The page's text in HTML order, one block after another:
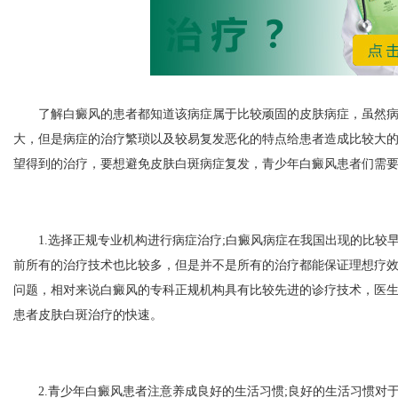
了解白癜风的患者都知道该病症属于比较顽固的皮肤病症，虽然
大，但是病症的治疗繁琐以及较易复发恶化的特点给患者造成比较大
望得到的治疗，要想避免皮肤白斑病症复发，青少年白癜风患者们需
1.选择正规专业机构进行病症治疗;白癜风病症在我国出现的比较
前所有的治疗技术也比较多，但是并不是所有的治疗都能保证理想疗
问题，相对来说白癜风的专科正规机构具有比较先进的诊疗技术，医
患者皮肤白斑治疗的快速。
2.青少年白癜风患者注意养成良好的生活习惯;良好的生活习惯对